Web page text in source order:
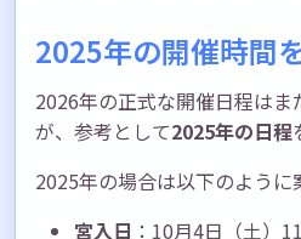
2025年の開催時間
2026年の正式な開催日程は
が、参考として2025年の日程
2025年の場合は以下のように
宮入日 ：10月4日（土）